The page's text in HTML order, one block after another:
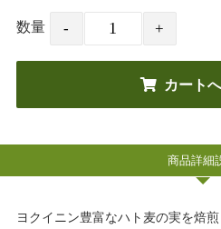
数量
商品詳細
ヨクイニン豊富なハト麦の実を焙煎